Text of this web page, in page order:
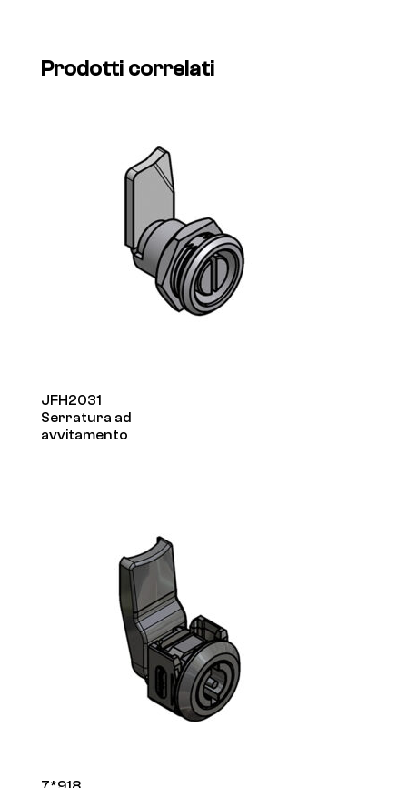
Prodotti correlati
JFH2031
Serratura ad
avvitamento